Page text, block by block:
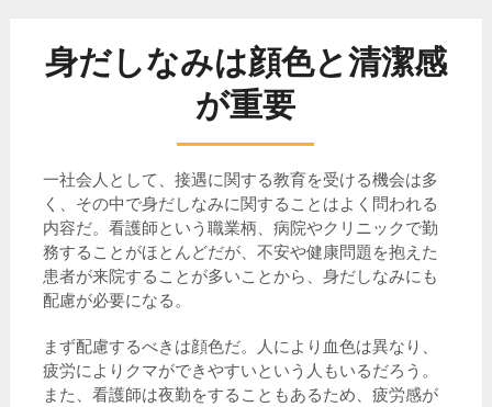
身だしなみは顔色と清潔感
が重要
一社会人として、接遇に関する教育を受ける機会は多
く、その中で身だしなみに関することはよく問われる
内容だ。看護師という職業柄、病院やクリニックで勤
務することがほとんどだが、不安や健康問題を抱えた
患者が来院することが多いことから、身だしなみにも
配慮が必要になる。
まず配慮するべきは顔色だ。人により血色は異なり、
疲労によりクマができやすいという人もいるだろう。
また、看護師は夜勤をすることもあるため、疲労感が